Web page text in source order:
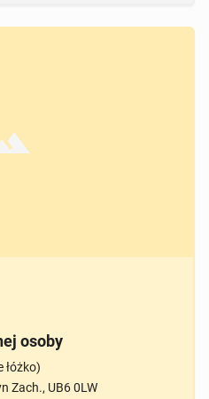
osoby
łóżko)
Zach., UB6 0LW